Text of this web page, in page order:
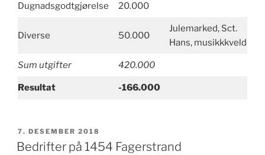
Dugnadsgodtgjørelse 20.000
Diverse 50.000
Julemarked, Sct.
Hans, musikkkveld
Sum utgifter 420.000
Resultat -166.000
PUBLISERT
7. DESEMBER 2018
Bedrifter på 1454 Fagerstrand